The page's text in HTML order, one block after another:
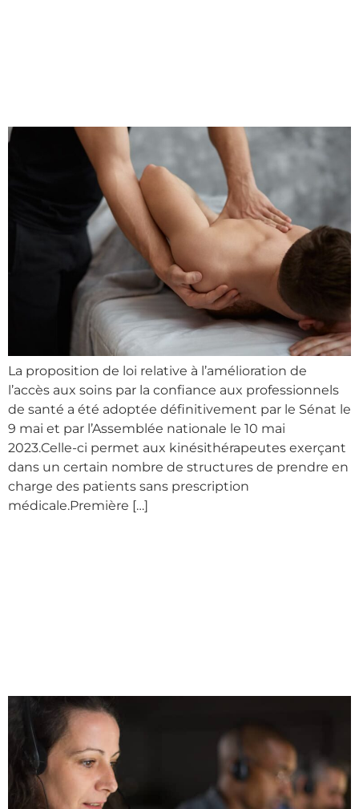
La proposition de loi relative à l’amélioration de
l’accès aux soins par la confiance aux professionnels
de santé a été adoptée définitivement par le Sénat le
9 mai et par l’Assemblée nationale le 10 mai
2023.Celle-ci permet aux kinésithérapeutes exerçant
dans un certain nombre de structures de prendre en
charge des patients sans prescription
médicale.Première […]